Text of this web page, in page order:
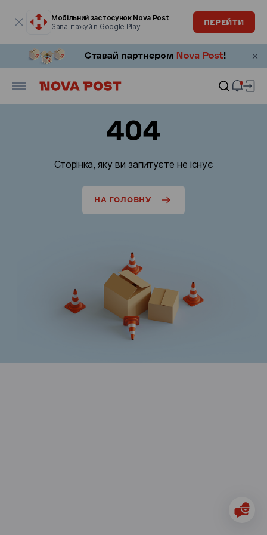
Мобільний застосунок Nova Post
Завантажуй в Google Play
ПЕРЕЙТИ
404
Сторінка, яку ви запитуєте не існує
НА ГОЛОВНУ